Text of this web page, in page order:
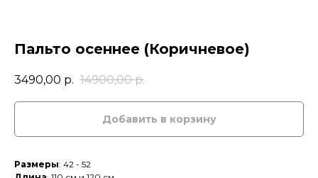
Пальто осеннее (Коричневое)
3490,00 р. 14900,00 р.
Добавить в корзину
Размеры: 42 - 52